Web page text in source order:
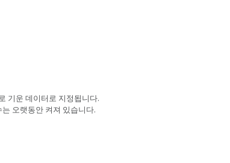
기운 데이터로 지정됩니다.
오랫동안 켜져 있습니다.